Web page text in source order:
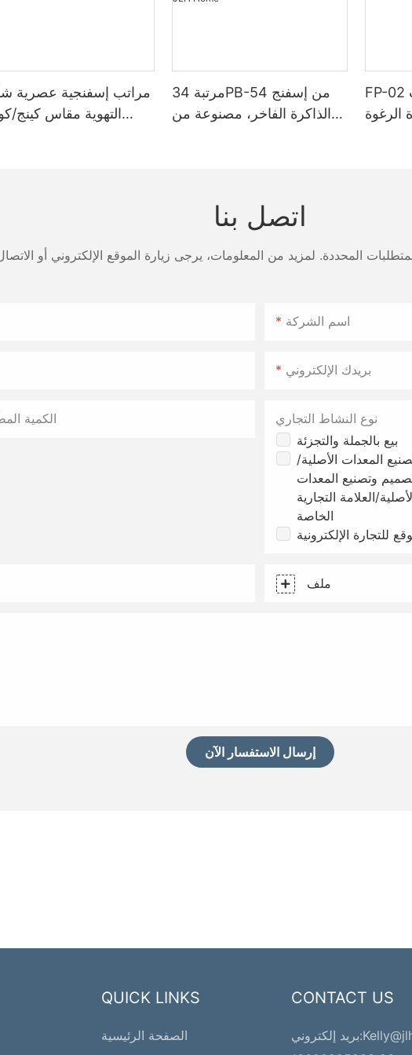
مراتب إسفنجية عصرية
التهوية مقاس كينج/
مرتبة 34PB-54 من إسفنج
الذاكرة الفاخر، مصنوعة من
FP-02 ثلاثة وسادة مضادات
الرغوة
اتصل بنا
اسم الشركة
بريدك الإلكتروني
الكمية
بيع بالجملة والتجزئة
المعدات الأصلية/
وتصنيع المعدات
العلامة التجارية
الخاصة
للتجارة الإلكترونية
نوع النشاط التجاري
ملف
إرسال الاستفسار الآن
QUICK LINKS
الصفحة الرئيسية
CONTACT US
بريد إلكتروني: